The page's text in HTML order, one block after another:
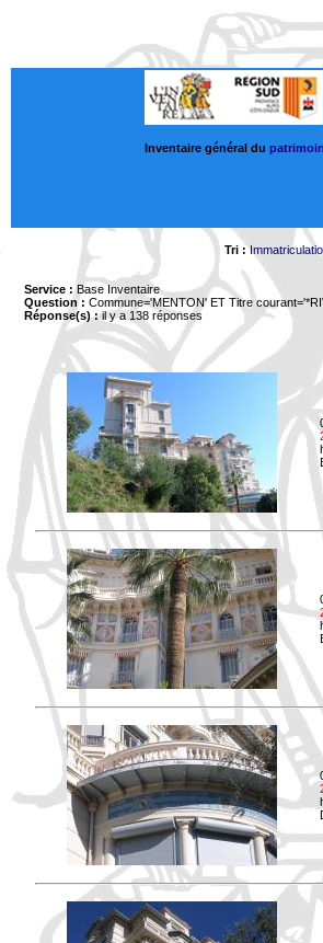
Inventaire général du
Tri :
Service : Base Inventaire
Question : Commune='MENTON' ET Titre
Réponse(s) :il y a 138 réponses